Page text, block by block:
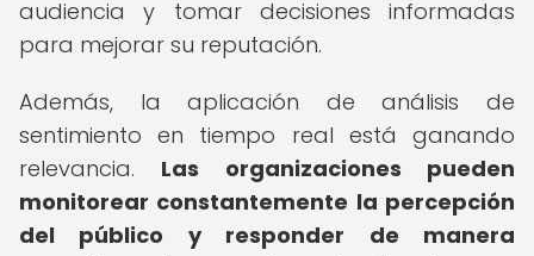
audiencia y tomar decisiones informadas
para mejorar su reputación.
Además, la aplicación de análisis de
sentimiento en tiempo real está ganando
relevancia. Las organizaciones pueden
monitorear constantemente la percepción
del público y responder de manera